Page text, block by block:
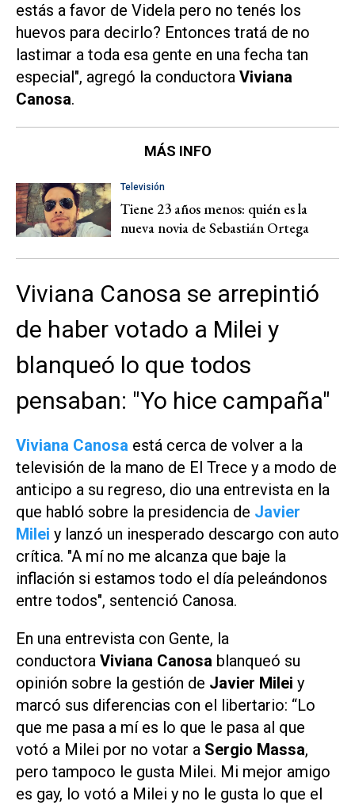
estás a favor de Videla pero no tenés los
huevos para decirlo? Entonces tratá de no
lastimar a toda esa gente en una fecha tan
especial", agregó la conductora Viviana
Canosa.
MÁS INFO
Televisión
Tiene 23 años menos: quién es la
nueva novia de Sebastián Ortega
Viviana Canosa se arrepintió
de haber votado a Milei y
blanqueó lo que todos
pensaban: "Yo hice campaña"
Viviana Canosa está cerca de volver a la
televisión de la mano de El Trece y a modo de
anticipo a su regreso, dio una entrevista en la
que habló sobre la presidencia de Javier
Milei y lanzó un inesperado descargo con auto
crítica. "A mí no me alcanza que baje la
inflación si estamos todo el día peleándonos
entre todos", sentenció Canosa.
En una entrevista con Gente, la
conductora Viviana Canosa blanqueó su
opinión sobre la gestión de Javier Milei y
marcó sus diferencias con el libertario: “Lo
que me pasa a mí es lo que le pasa al que
votó a Milei por no votar a Sergio Massa,
pero tampoco le gusta Milei. Mi mejor amigo
es gay, lo votó a Milei y no le gusta lo que el